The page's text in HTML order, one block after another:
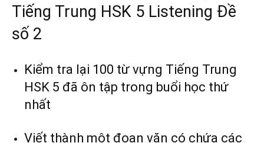
Tiếng Trung HSK 5 Listening Đề
số 2
Kiểm tra lại 100 từ vựng Tiếng Trung
HSK 5 đã ôn tập trong buổi học thứ
nhất
Viết thành một đoạn văn có chứa các